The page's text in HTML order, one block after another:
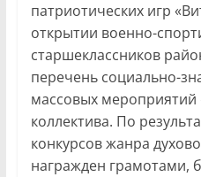
патриотических игр
открытии военно-
старшеклассников
перечень социально-
массовых мероприятий
коллектива. По
конкурсов жанра
награжден грамотами,